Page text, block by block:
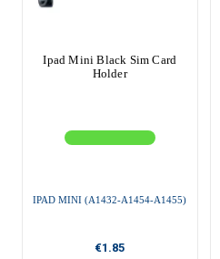
Ipad Mini Black Sim Card
Holder
IPAD MINI (A1432-A1454-A1455)
€1.85